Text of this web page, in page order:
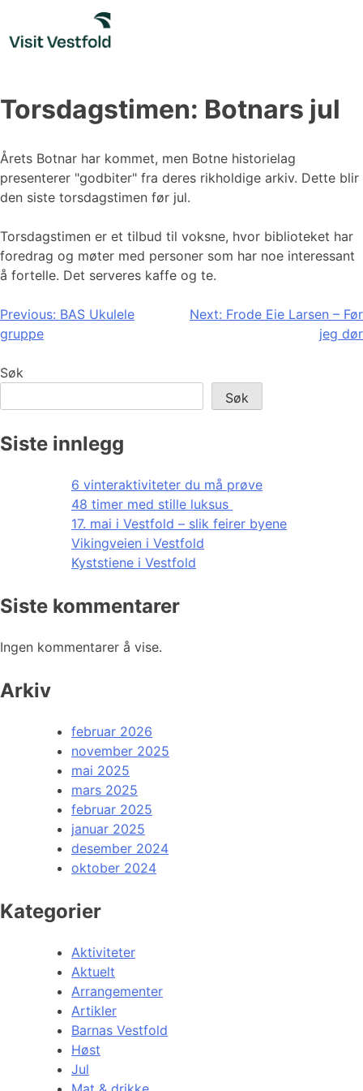
content
Torsdagstimen: Botnars jul
Årets Botnar har kommet, men Botne historielag
presenterer "godbiter" fra deres rikholdige arkiv. Dette blir
den siste torsdagstimen før jul.
Torsdagstimen er et tilbud til voksne, hvor biblioteket har
foredrag og møter med personer som har noe interessant
å fortelle. Det serveres kaffe og te.
Innleggsnavigasjon
Previous: BAS Ukulele
gruppe
Next: Frode Eie Larsen – Før
jeg dør
Søk
Søk
Siste innlegg
6 vinteraktiviteter du må prøve
48 timer med stille luksus
17. mai i Vestfold – slik feirer byene
Vikingveien i Vestfold
Kyststiene i Vestfold
Siste kommentarer
Ingen kommentarer å vise.
Arkiv
februar 2026
november 2025
mai 2025
mars 2025
februar 2025
januar 2025
desember 2024
oktober 2024
Kategorier
Aktiviteter
Aktuelt
Arrangementer
Artikler
Barnas Vestfold
Høst
Jul